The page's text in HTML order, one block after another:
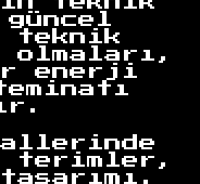
teknik
olmaları,
enerji
terimler,